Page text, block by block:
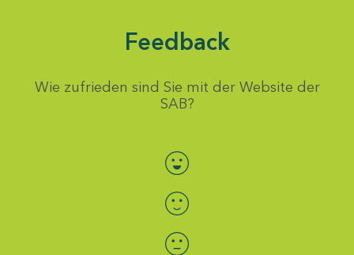
Feedback
Wie zufrieden sind Sie mit der Website der
SAB?
Bewertung auswählen